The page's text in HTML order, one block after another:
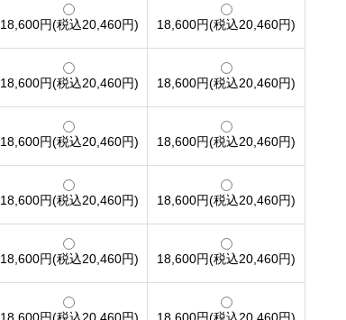
18,600円(税込20,460円) 18,600円(税込20,460円)
18,600円(税込20,460円) 18,600円(税込20,460円)
18,600円(税込20,460円) 18,600円(税込20,460円)
18,600円(税込20,460円) 18,600円(税込20,460円)
18,600円(税込20,460円) 18,600円(税込20,460円)